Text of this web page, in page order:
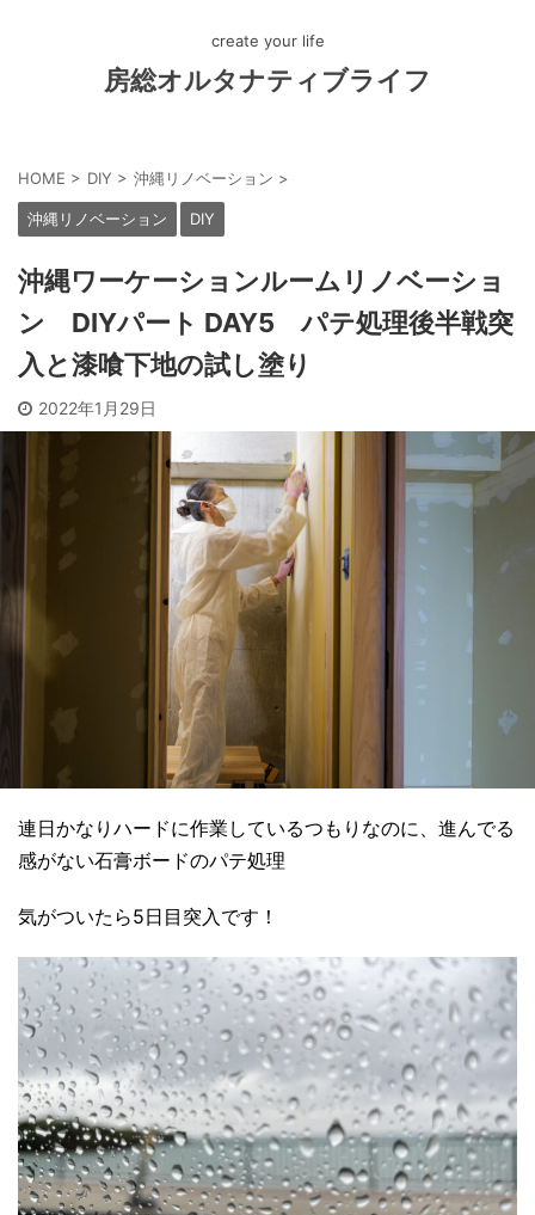
create your life
房総オルタナティブライフ
HOME > DIY > 沖縄リノベーション >
沖縄リノベーション DIY
沖縄ワーケーションルームリノベーショ
ン DIYパート DAY5 パテ処理後半戦突
入と漆喰下地の試し塗り
2022年1月29日
連日かなりハードに作業しているつもりなのに、進んでる
感がない石膏ボードのパテ処理
気がついたら5日目突入です！